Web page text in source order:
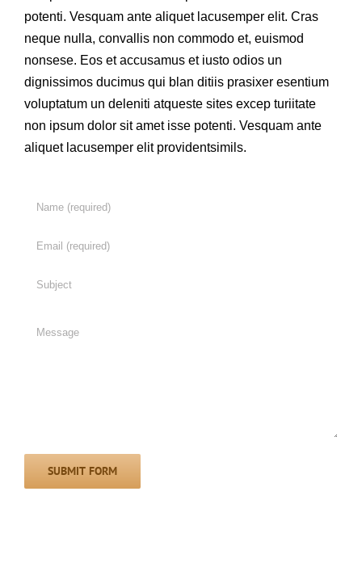
potenti. Vesquam ante aliquet lacusemper elit. Cras
neque nulla, convallis non commodo et, euismod
nonsese. Eos et accusamus et iusto odios un
dignissimos ducimus qui blan ditiis prasixer esentium
voluptatum un deleniti atqueste sites excep turiitate
non ipsum dolor sit amet isse potenti. Vesquam ante
aliquet lacusemper elit providentsimils.